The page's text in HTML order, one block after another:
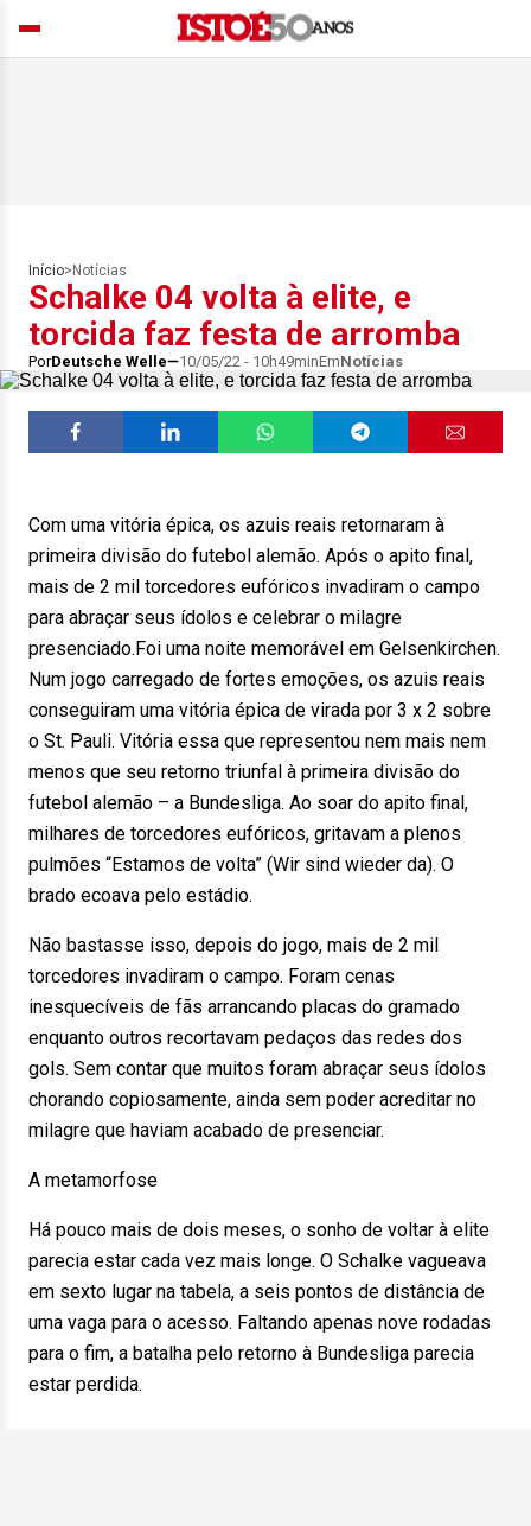
Início> Notícias
Schalke 04 volta à elite, e
torcida faz festa de arromba
PorDeutsche Welle 10/05/22 - 10h49minEmNotícias
Com uma vitória épica, os azuis reais retornaram à
primeira divisão do futebol alemão. Após o apito final,
mais de 2 mil torcedores eufóricos invadiram o campo
para abraçar seus ídolos e celebrar o milagre
presenciado.Foi uma noite memorável em Gelsenkirchen.
Num jogo carregado de fortes emoções, os azuis reais
conseguiram uma vitória épica de virada por 3 x 2 sobre
o St. Pauli. Vitória essa que representou nem mais nem
menos que seu retorno triunfal à primeira divisão do
futebol alemão – a Bundesliga. Ao soar do apito final,
milhares de torcedores eufóricos, gritavam a plenos
pulmões “Estamos de volta” (Wir sind wieder da). O
brado ecoava pelo estádio.
Não bastasse isso, depois do jogo, mais de 2 mil
torcedores invadiram o campo. Foram cenas
inesquecíveis de fãs arrancando placas do gramado
enquanto outros recortavam pedaços das redes dos
gols. Sem contar que muitos foram abraçar seus ídolos
chorando copiosamente, ainda sem poder acreditar no
milagre que haviam acabado de presenciar.
A metamorfose
Há pouco mais de dois meses, o sonho de voltar à elite
parecia estar cada vez mais longe. O Schalke vagueava
em sexto lugar na tabela, a seis pontos de distância de
uma vaga para o acesso. Faltando apenas nove rodadas
para o fim, a batalha pelo retorno à Bundesliga parecia
estar perdida.